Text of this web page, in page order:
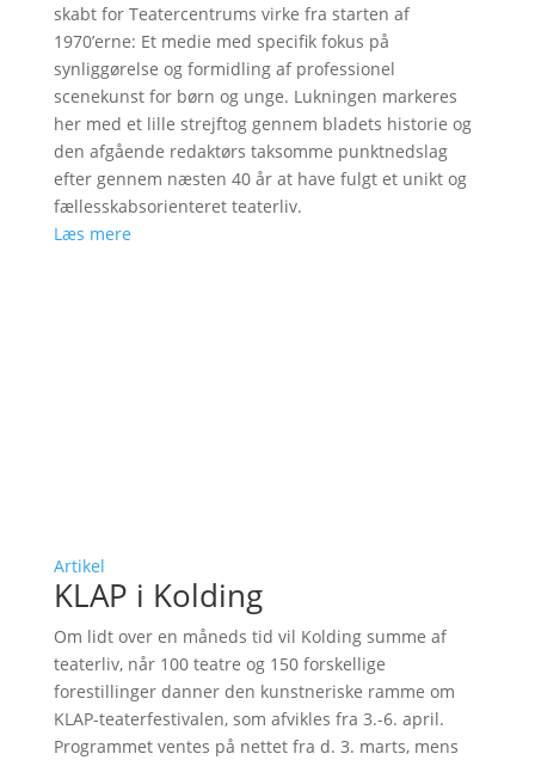
skabt for Teatercentrums virke fra starten af
1970’erne: Et medie med specifik fokus på
synliggørelse og formidling af professionel
scenekunst for børn og unge. Lukningen markeres
her med et lille strejftog gennem bladets historie og
den afgående redaktørs taksomme punktnedslag
efter gennem næsten 40 år at have fulgt et unikt og
fællesskabsorienteret teaterliv.
Læs mere
Artikel
KLAP i Kolding
Om lidt over en måneds tid vil Kolding summe af
teaterliv, når 100 teatre og 150 forskellige
forestillinger danner den kunstneriske ramme om
KLAP-teaterfestivalen, som afvikles fra 3.-6. april.
Programmet ventes på nettet fra d. 3. marts, mens